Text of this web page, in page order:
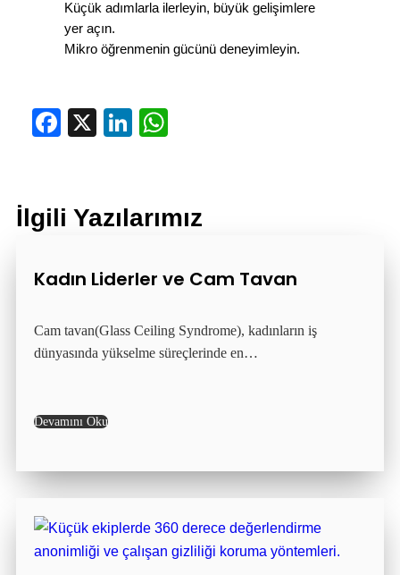
Küçük adımlarla ilerleyin, büyük gelişimlere
yer açın.
Mikro öğrenmenin gücünü deneyimleyin.
Facebook
X LinkedIn
İlgili Yazılarımız
Kadın Liderler ve Cam Tavan
Cam tavan(Glass Ceiling Syndrome), kadınların iş
dünyasında yükselme süreçlerinde en…
Devamını Oku